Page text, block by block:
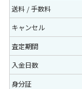
送料 / 手数料
キャンセル
査定期間
入金日数
身分証